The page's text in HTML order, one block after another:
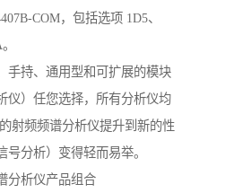
COM，包括选项 1D5、
手持、通用型和可扩展的模块
仪）任您选择，所有分析仪均
射频频谱分析仪提升到新的性
分析）变得轻而易举。
分析仪产品组合